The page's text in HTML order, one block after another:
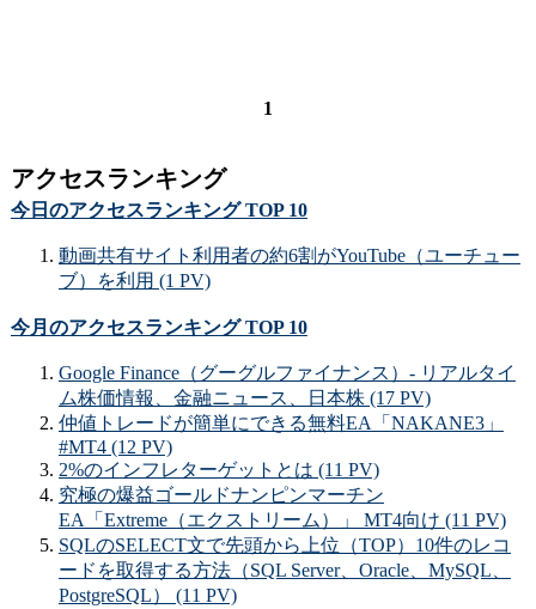
1
アクセスランキング
今日のアクセスランキング TOP 10
動画共有サイト利用者の約6割がYouTube（ユーチュー
ブ）を利用 (1 PV)
今月のアクセスランキング TOP 10
Google Finance（グーグルファイナンス）- リアルタイ
ム株価情報、金融ニュース、日本株 (17 PV)
仲値トレードが簡単にできる無料EA「NAKANE3」
#MT4 (12 PV)
2%のインフレターゲットとは (11 PV)
究極の爆益ゴールドナンピンマーチン
EA「Extreme（エクストリーム）」 MT4向け (11 PV)
SQLのSELECT文で先頭から上位（TOP）10件のレコ
ードを取得する方法（SQL Server、Oracle、MySQL、
PostgreSQL） (11 PV)